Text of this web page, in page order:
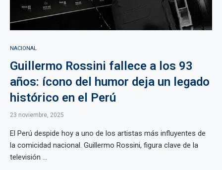
NACIONAL
Guillermo Rossini fallece a los 93
años: ícono del humor deja un legado
histórico en el Perú
23 noviembre, 2025
El Perú despide hoy a uno de los artistas más influyentes de
la comicidad nacional. Guillermo Rossini, figura clave de la
televisión ...